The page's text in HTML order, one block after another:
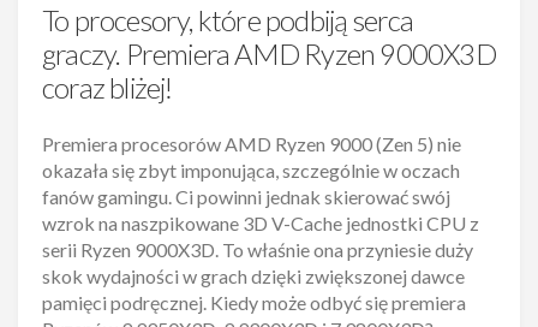
To procesory, które podbiją serca
graczy. Premiera AMD Ryzen 9000X3D
coraz bliżej!
Premiera procesorów AMD Ryzen 9000 (Zen 5) nie
okazała się zbyt imponująca, szczególnie w oczach
fanów gamingu. Ci powinni jednak skierować swój
wzrok na naszpikowane 3D V-Cache jednostki CPU z
serii Ryzen 9000X3D. To właśnie ona przyniesie duży
skok wydajności w grach dzięki zwiększonej dawce
pamięci podręcznej. Kiedy może odbyć się premiera